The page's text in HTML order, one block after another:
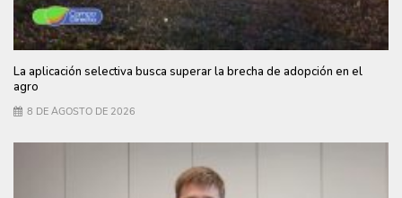
La aplicación selectiva busca superar la brecha de adopción en el
agro
8 DE AGOSTO DE 2026